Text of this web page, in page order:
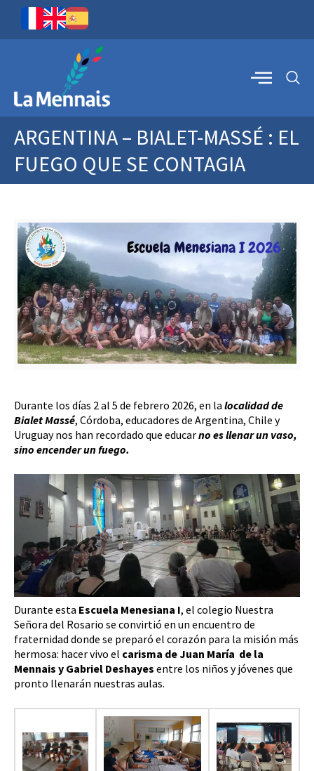
ARGENTINA – BIALET-MASSÉ : EL
FUEGO QUE SE CONTAGIA
Durante los días 2 al 5 de febrero 2026, en la localidad de
Bialet Massé, Córdoba, educadores de Argentina, Chile y
Uruguay nos han recordado que educarno es llenar un vaso,
sino encender un fuego.
Durante esta Escuela Menesiana I, el colegio Nuestra
Señora del Rosario se convirtió en un encuentro de
fraternidad donde se preparó el corazón para la misión más
hermosa: hacer vivo el carisma de Juan María de la
Mennais y Gabriel Deshayes entre los niños y jóvenes que
pronto llenarán nuestras aulas.